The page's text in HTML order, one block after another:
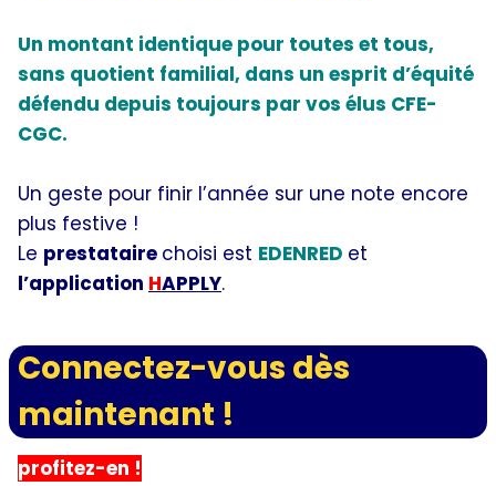
Un montant identique pour toutes et tous,
sans quotient familial, dans un esprit d’équité
défendu depuis toujours par vos élus CFE-
CGC.
Un geste pour finir l’année sur une note encore
plus festive !
Le prestataire choisi est EDENRED et
l’application HAPPLY.
Connectez-vous dès
maintenant !
profitez-en !